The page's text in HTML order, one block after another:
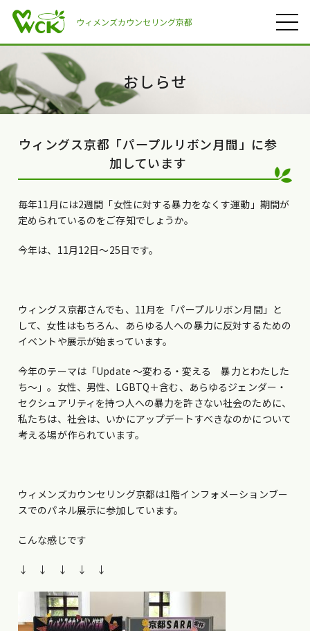
ウィメンズカウンセリング京都
おしらせ
ウィングス京都「パープルリボン月間」に参
加しています
毎年11月には2週間「女性に対する暴力をなくす運動」期間が
定められているのをご存知でしょうか。
今年は、11月12日〜25日です。
ウィングス京都さんでも、11月を「パープルリボン月間」と
して、女性はもちろん、あらゆる人への暴力に反対するための
イベントや展示が始まっています。
今年のテーマは「Update ～変わる・変える 暴力とわたした
ち～」。女性、男性、LGBTQ＋含む、あらゆるジェンダー・
セクシュアリティを持つ人への暴力を許さない社会のために、
私たちは、社会は、いかにアップデートすべきなのかについて
考える場が作られています。
ウィメンズカウンセリング京都は1階インフォメーションブー
スでのパネル展示に参加しています。
こんな感じです
↓ ↓ ↓ ↓ ↓